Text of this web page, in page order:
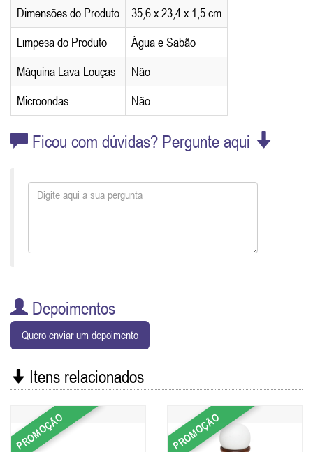
Dimensões do Produto
35,6 x 23,4 x 1,5 cm
Limpesa do Produto
Água e Sabão
Máquina Lava-Louças
Não
Microondas
Não
Ficou com dúvidas? Pergunte aqui
Depoimentos
Quero enviar um depoimento
Itens relacionados
PROMOÇÃO PROMOÇÃO